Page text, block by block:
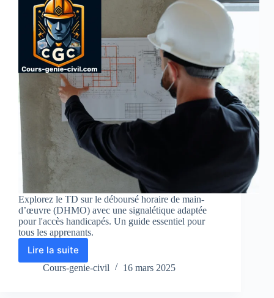
Explorez le TD sur le déboursé horaire de main-
d’œuvre (DHMO) avec une signalétique adaptée
pour l'accès handicapés. Un guide essentiel pour
tous les apprenants.
Lire la suite
TD
:
Cours-genie-civil 16 mars 2025